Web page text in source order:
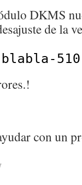
DKMS
de la
510
con un